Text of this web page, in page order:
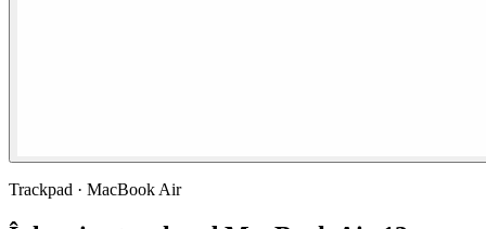
Trackpad · MacBook Air